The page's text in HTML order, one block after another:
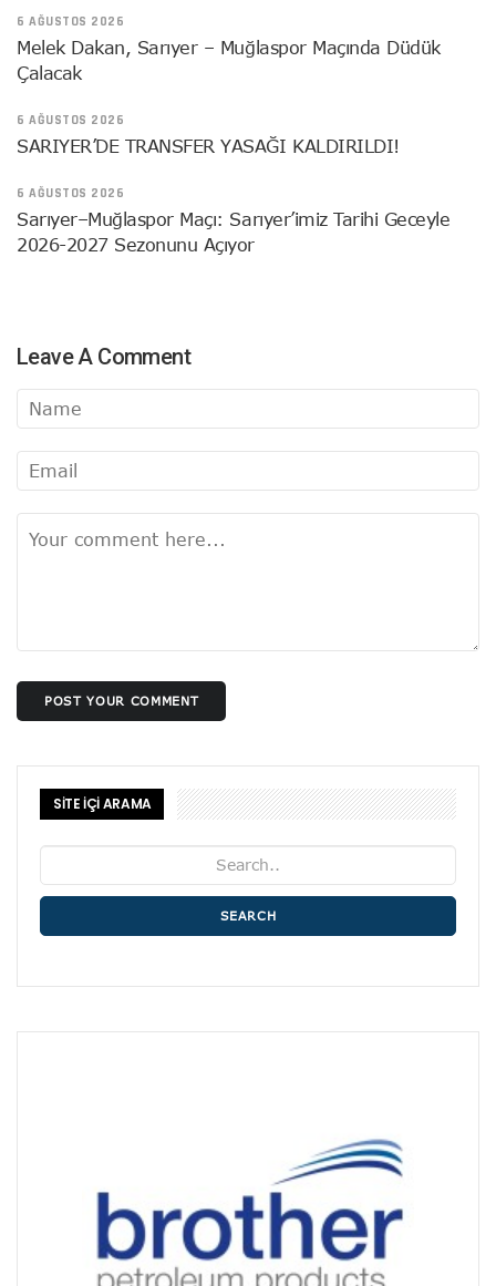
6 AĞUSTOS 2026
Melek Dakan, Sarıyer – Muğlaspor Maçında Düdük
Çalacak
6 AĞUSTOS 2026
SARIYER’DE TRANSFER YASAĞI KALDIRILDI!
6 AĞUSTOS 2026
Sarıyer–Muğlaspor Maçı: Sarıyer’imiz Tarihi Geceyle
2026-2027 Sezonunu Açıyor
Leave A Comment
POST YOUR COMMENT
SİTE İÇİ ARAMA
SEARCH